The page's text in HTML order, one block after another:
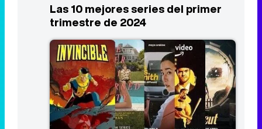
Las 10 mejores series del primer
trimestre de 2024